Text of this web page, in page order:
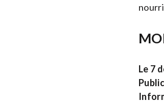
Le 7